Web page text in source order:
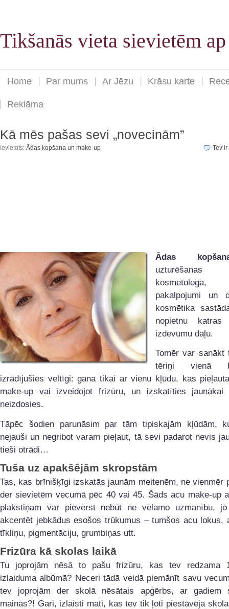
Tikšanās vieta sievietēm
Home Par mums Ar Jēzu Krāsu karte
Reklāma
Kā mēs pašas sevi „novecinām”
Ievietots: Ādas kopšana un make-up Tev ir
Ādas
uzturēšanas
pakalpojumi un
kosmētika
nopietnu katras
izdevumu daļu.
Tomēr var
tēriņi vienā
izrādījušies veltīgi: gana tikai ar vienu kļūdu, kas
make-up vai izveidojot frizūru, un izskatīties
neizdosies.
Tāpēc šodien parunāsim par tām tipiskajām kļūdām,
nejauši un negribot varam pieļaut, tā sevi padarot nevis
tieši otrādi…
Tuša uz apakšējām skropstām
Tas, kas brīnišķīgi izskatās jaunām meitenēm, ne vienmēr
der sievietēm vecumā pēc 40 vai 45. Šāds acu make-up
plakstiņam var pievērst nebūt ne vēlamo uzmanību,
akcentēt jebkādus esošos trūkumus – tumšos acu lokus,
tīkliņu, pigmentāciju, grumbiņas utt.
Frizūra kā skolas laikā
Tu joprojām nēsā to pašu frizūru, kas tev redzama
izlaiduma albūmā? Neceri tādā veidā piemānīt savu
tev joprojām der skolā nēsātais apģērbs, ar gadiem
mainās?! Gari, izlaisti mati, kas tev tik ļoti piestāvēja